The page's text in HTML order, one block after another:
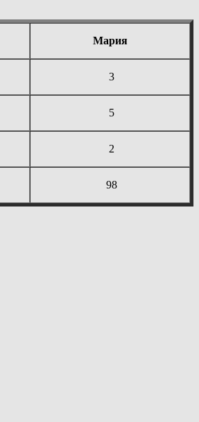
Мария
3
5
2
98